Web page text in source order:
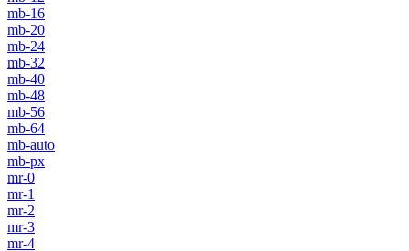
mb-16
mb-20
mb-24
mb-32
mb-40
mb-48
mb-56
mb-64
mb-auto
mb-px
mr-0
mr-1
mr-2
mr-3
mr-4